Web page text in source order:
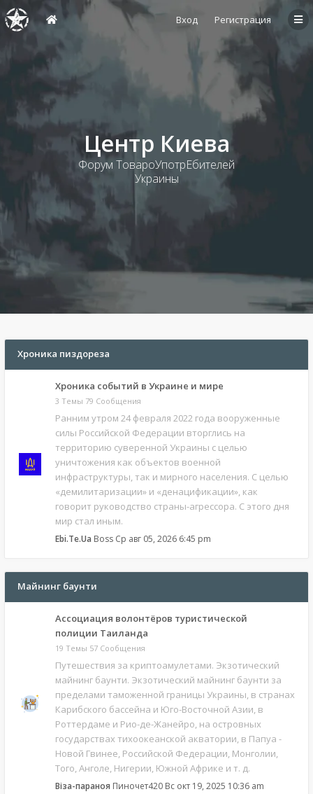
Вход Регистрация
Центр Киева
Форум ТовароУпотрЕбителей
Украины
Хроника пиздореза
Хроника событий в Украине и мире
3 Темы 79 Сообщения
Ранним утром 24 февраля 2022 года вооруженные
силы Российской Федерации вторглись на
территорию суверенной Украины с целью
уничтожения как объектов военной
инфраструктуры, так и мирного населения. С целью
«демилитаризации» и «денацификации», как
говорит руководство страны-агрессора. С этого дня
мир стал иным.
Ebi.Te.Ua Boss Ср авг 05, 2026 6:45 pm
Майнинг баунти
Ассоциация волонтёров туристической
полиции Таиланда
19 Темы 57 Сообщения
Путешествия за криптоамулетами. Экзотический
майнинг баунти. Экзотический майнинг баунти за
пределами таможенной границы Украины, в странах
Карибского бассейна и Юго-Восточной Азии, в
Роттердаме и Рио-де-Жанейро, на островных
государствах тихоокеанской акватории, в Папуа -
Новой Гвинее, Российской Федерации, Монголии,
Того, Анголе, Нигерии, Южной Африке и т. д.
Віза-параноя Пиночет420 Вс окт 19, 2025 10:36 am